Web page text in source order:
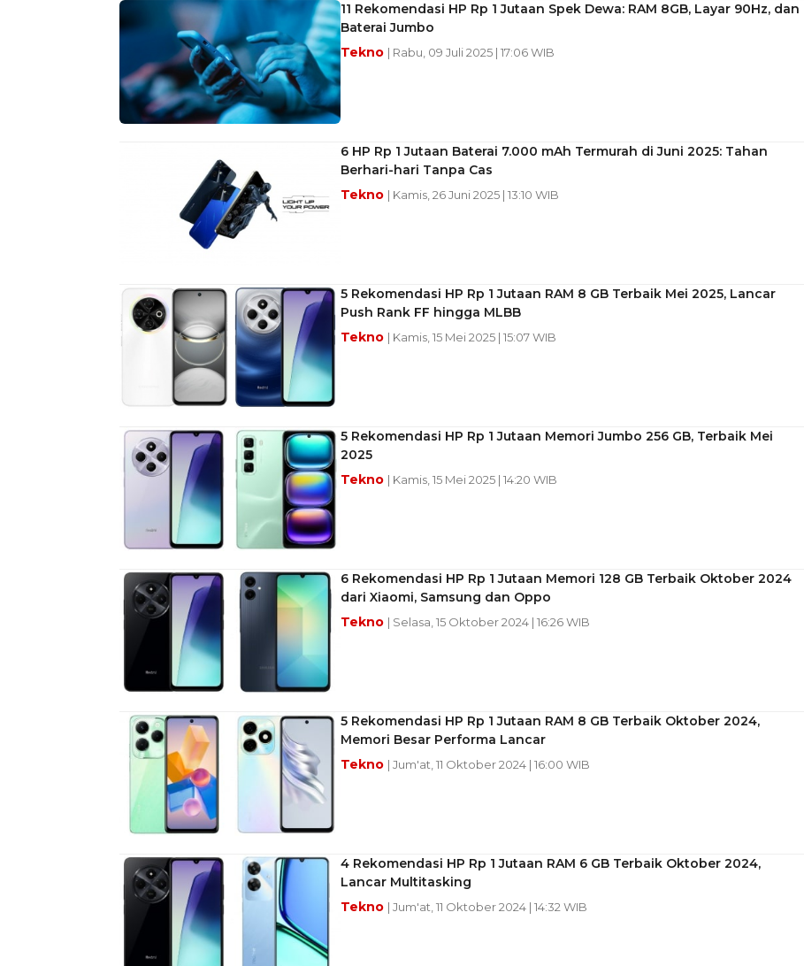
11 Rekomendasi HP Rp 1 Jutaan Spek Dewa: RAM 8GB, Layar 90Hz, dan
Baterai Jumbo
Tekno | Rabu, 09 Juli 2025 | 17:06 WIB
6 HP Rp 1 Jutaan Baterai 7.000 mAh Termurah di Juni 2025: Tahan
Berhari-hari Tanpa Cas
Tekno | Kamis, 26 Juni 2025 | 13:10 WIB
5 Rekomendasi HP Rp 1 Jutaan RAM 8 GB Terbaik Mei 2025, Lancar
Push Rank FF hingga MLBB
Tekno | Kamis, 15 Mei 2025 | 15:07 WIB
5 Rekomendasi HP Rp 1 Jutaan Memori Jumbo 256 GB, Terbaik Mei
2025
Tekno | Kamis, 15 Mei 2025 | 14:20 WIB
6 Rekomendasi HP Rp 1 Jutaan Memori 128 GB Terbaik Oktober 2024
dari Xiaomi, Samsung dan Oppo
Tekno | Selasa, 15 Oktober 2024 | 16:26 WIB
5 Rekomendasi HP Rp 1 Jutaan RAM 8 GB Terbaik Oktober 2024,
Memori Besar Performa Lancar
Tekno | Jum'at, 11 Oktober 2024 | 16:00 WIB
4 Rekomendasi HP Rp 1 Jutaan RAM 6 GB Terbaik Oktober 2024,
Lancar Multitasking
Tekno | Jum'at, 11 Oktober 2024 | 14:32 WIB